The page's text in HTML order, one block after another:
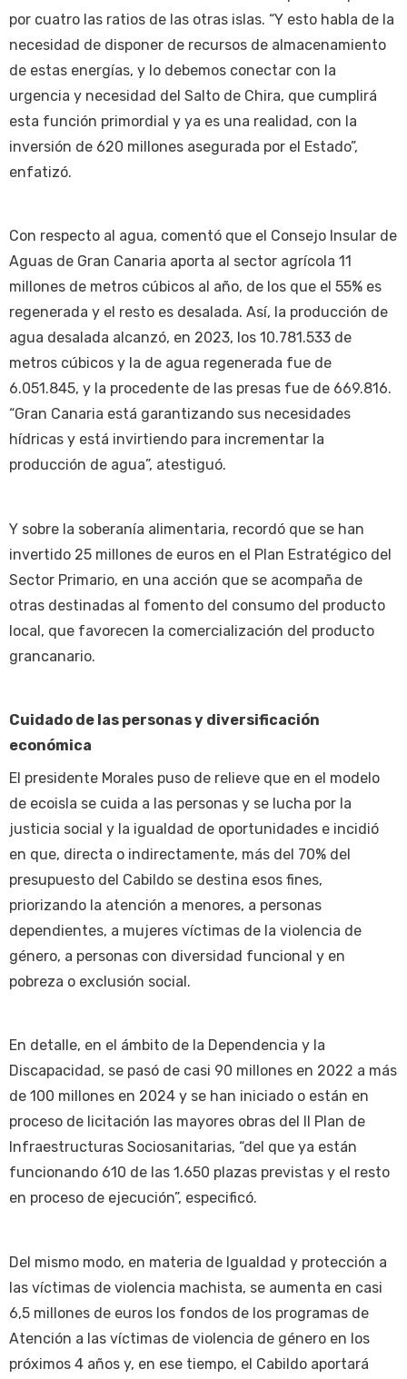
por cuatro las ratios de las otras islas. “Y esto habla de la
necesidad de disponer de recursos de almacenamiento
de estas energías, y lo debemos conectar con la
urgencia y necesidad del Salto de Chira, que cumplirá
esta función primordial y ya es una realidad, con la
inversión de 620 millones asegurada por el Estado”,
enfatizó.
Con respecto al agua, comentó que el Consejo Insular de
Aguas de Gran Canaria aporta al sector agrícola 11
millones de metros cúbicos al año, de los que el 55% es
regenerada y el resto es desalada. Así, la producción de
agua desalada alcanzó, en 2023, los 10.781.533 de
metros cúbicos y la de agua regenerada fue de
6.051.845, y la procedente de las presas fue de 669.816.
“Gran Canaria está garantizando sus necesidades
hídricas y está invirtiendo para incrementar la
producción de agua”, atestiguó.
Y sobre la soberanía alimentaria, recordó que se han
invertido 25 millones de euros en el Plan Estratégico del
Sector Primario, en una acción que se acompaña de
otras destinadas al fomento del consumo del producto
local, que favorecen la comercialización del producto
grancanario.
Cuidado de las personas y diversificación
económica
El presidente Morales puso de relieve que en el modelo
de ecoisla se cuida a las personas y se lucha por la
justicia social y la igualdad de oportunidades e incidió
en que, directa o indirectamente, más del 70% del
presupuesto del Cabildo se destina esos fines,
priorizando la atención a menores, a personas
dependientes, a mujeres víctimas de la violencia de
género, a personas con diversidad funcional y en
pobreza o exclusión social.
En detalle, en el ámbito de la Dependencia y la
Discapacidad, se pasó de casi 90 millones en 2022 a más
de 100 millones en 2024 y se han iniciado o están en
proceso de licitación las mayores obras del II Plan de
Infraestructuras Sociosanitarias, “del que ya están
funcionando 610 de las 1.650 plazas previstas y el resto
en proceso de ejecución”, especificó.
Del mismo modo, en materia de Igualdad y protección a
las víctimas de violencia machista, se aumenta en casi
6,5 millones de euros los fondos de los programas de
Atención a las víctimas de violencia de género en los
próximos 4 años y, en ese tiempo, el Cabildo aportará